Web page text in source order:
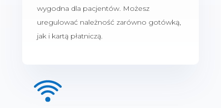
wygodna dla pacjentów. Możesz
uregulować należność zarówno gotówką,
jak i kartą płatniczą.